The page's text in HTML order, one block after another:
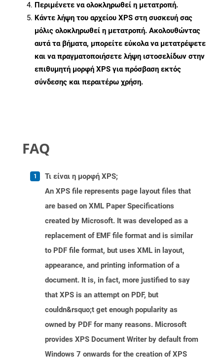
Περιμένετε να ολοκληρωθεί η μετατροπή.
Κάντε λήψη του αρχείου XPS στη συσκευή σας
μόλις ολοκληρωθεί η μετατροπή. Ακολουθώντας
αυτά τα βήματα, μπορείτε εύκολα να μετατρέψετε
και να πραγματοποιήσετε λήψη ιστοσελίδων στην
επιθυμητή μορφή XPS για πρόσβαση εκτός
σύνδεσης και περαιτέρω χρήση.
FAQ
Τι είναι η μορφή XPS;
An XPS file represents page layout files that
are based on XML Paper Specifications
created by Microsoft. It was developed as a
replacement of EMF file format and is similar
to PDF file format, but uses XML in layout,
appearance, and printing information of a
document. It is, in fact, more justified to say
that XPS is an attempt on PDF, but
couldn&rsquo;t get enough popularity as
owned by PDF for many reasons. Microsoft
provides XPS Document Writer by default from
Windows 7 onwards for the creation of XPS